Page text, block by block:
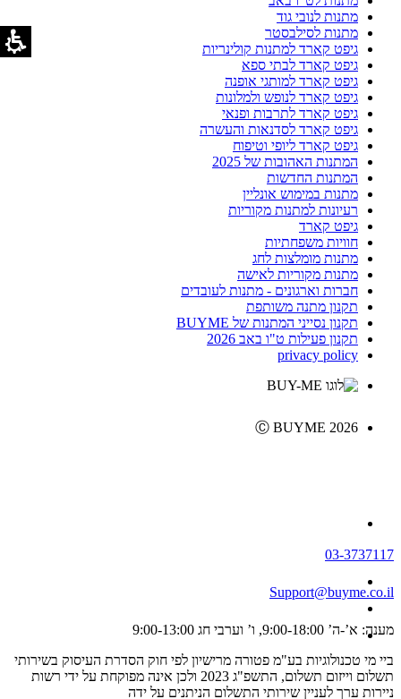
מתנות לנובי גוד
מתנות לסילבסטר
גיפט קארד למתנות קולינריות
גיפט קארד לבתי ספא
גיפט קארד למותגי אופנה
גיפט קארד לנופש ולמלונות
גיפט קארד לתרבות ופנאי
גיפט קארד לסדנאות והעשרה
גיפט קארד ליופי וטיפוח
המתנות האהובות של 2025
המתנות החדשות
מתנות במימוש אונליין
רעיונות למתנות מקוריות
גיפט קארד
חוויות משפחתיות
מתנות מומלצות לחג
מתנות מקוריות לאישה
חברות וארגונים - מתנות לעובדים
תקנון מתנה משותפת
תקנון נסייני המתנות של BUYME
תקנון פעילות ט"ו באב 2026
privacy policy
Ⓒ BUYME 2026
03-3737117
Support@buyme.co.il
מענה: א’-ה’ 9:00-18:00, ו’ וערבי חג 9:00-13:00
ביי מי טכנולוגיות בע"מ פטורה מרישיון לפי חוק הסדרת העיסוק בשירותי
תשלום וייזום תשלום, התשפ"ג 2023 ולכן אינה מפוקחת על ידי רשות
ניירות ערך לעניין שירותי התשלום הניתנים על ידה